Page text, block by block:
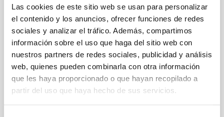
Las cookies de este sitio web se usan para personalizar
el contenido y los anuncios, ofrecer funciones de redes
sociales y analizar el tráfico. Además, compartimos
información sobre el uso que haga del sitio web con
nuestros partners de redes sociales, publicidad y análisis
web, quienes pueden combinarla con otra información
que les haya proporcionado o que hayan recopilado a
partir del uso que haya hecho de sus servicios.
10
AUG 26
14
AUG 26
CONGRESO
Substellar Astrophysics 2026